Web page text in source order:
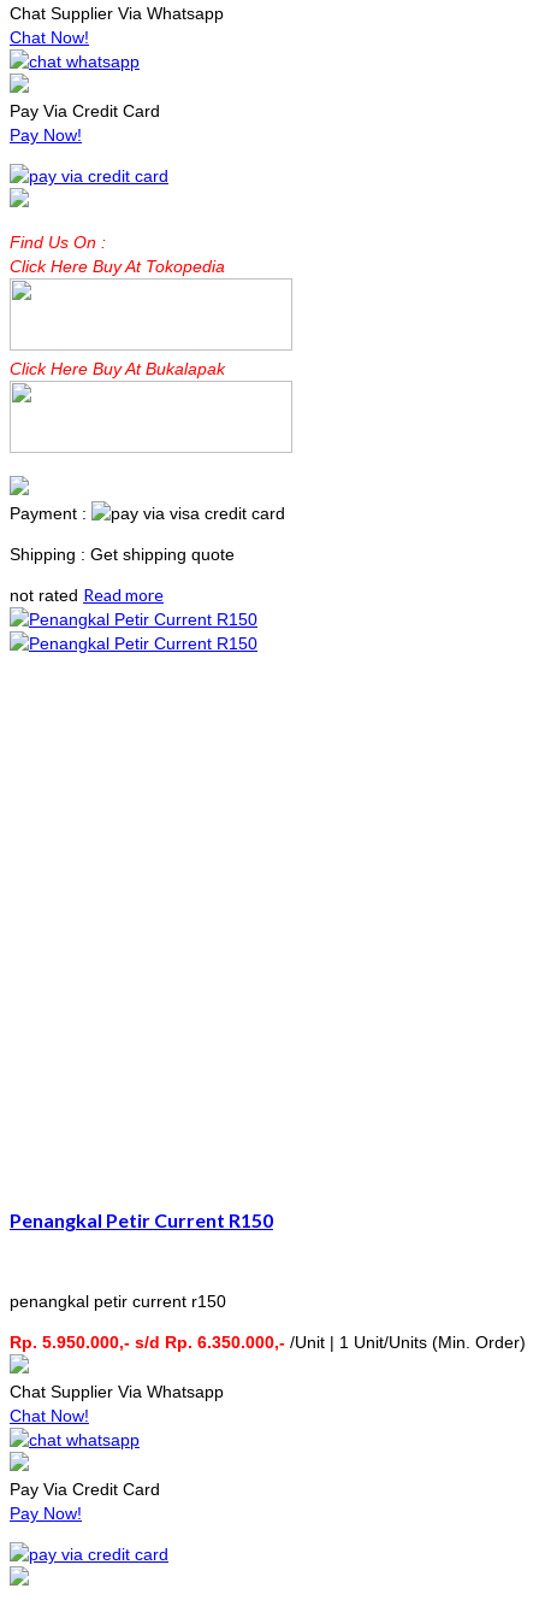
Chat Supplier Via Whatsapp
Chat Now!
Pay Via Credit Card
Pay Now!
Find Us On :
Click Here Buy At Tokopedia
Click Here Buy At Bukalapak
Payment :
Shipping : Get shipping quote
not rated Read more
Penangkal Petir Current R150
penangkal petir current r150
Rp. 5.950.000,- s/d Rp. 6.350.000,- /Unit | 1 Unit/Units (Min. Order)
Chat Supplier Via Whatsapp
Chat Now!
Pay Via Credit Card
Pay Now!